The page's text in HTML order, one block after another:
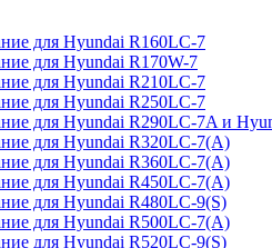
для Hyundai R160LC-7
для Hyundai R170W-7
для Hyundai R210LC-7
для Hyundai R250LC-7
для Hyundai R290LC-7A и
для Hyundai R320LC-7(A)
для Hyundai R360LC-7(A)
для Hyundai R450LC-7(A)
для Hyundai R480LC-9(S)
для Hyundai R500LC-7(A)
для Hyundai R520LC-9(S)